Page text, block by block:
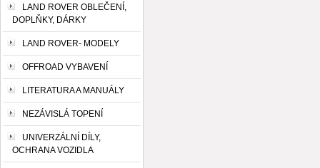
LAND ROVER OBLEČENÍ,
DOPLŇKY, DÁRKY
LAND ROVER- MODELY
OFFROAD VYBAVENÍ
LITERATURA A MANUÁLY
NEZÁVISLÁ TOPENÍ
UNIVERZÁLNÍ DÍLY,
OCHRANA VOZIDLA